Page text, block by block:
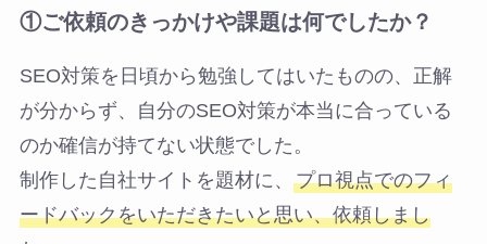
①ご依頼のきっかけや課題は何でしたか？
SEO対策を日頃から勉強してはいたものの、正解
が分からず、自分のSEO対策が本当に合っている
のか確信が持てない状態でした。
制作した自社サイトを題材に、 プロ視点でのフィ
ードバックをいただきたいと思い、依頼しまし